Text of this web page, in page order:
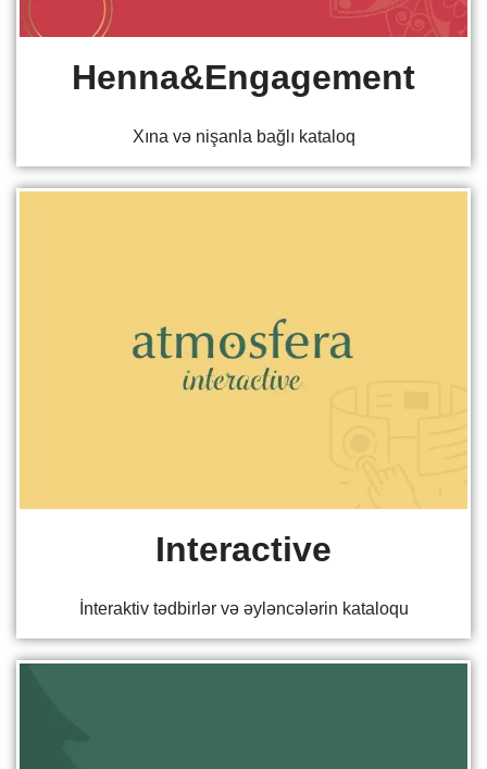
Henna&Engagement
Xına və nişanla bağlı kataloq
Interactive
İnteraktiv tədbirlər və əyləncələrin kataloqu